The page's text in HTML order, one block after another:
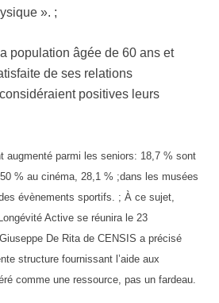
». ;
population âgée de 60 ans et
de ses relations
positives leurs
augmenté parmi les seniors: 18,7 % sont
% au cinéma, 28,1 % ;dans les musées
évènements sportifs. ; À ce sujet,
Active se réunira le 23
De Rita de CENSIS a précisé
structure fournissant l’aide aux
comme une ressource, pas un fardeau.